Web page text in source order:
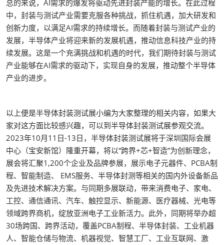
总的来说，AI需求的爆发将驱动先进封装产能的增长。在此过程
中，封装与测试产业需要克服各种挑战，抓住机遇，加大研发和
创新力度，以满足AI需求的持续增长。而随着封装与测试产业的
发展，半导体产业将迎来新的发展机遇，推动信息科技产业的持
续发展。这是一个充满挑战和机遇的时代，我们期待封装与测试
产业能够在AI需求的驱动下，实现自身的发展，推动整个半导体
产业的进步。
以上便是半导体封装测试展小编为大家整理的相关内容，如果大
家对这方面比较感兴趣，可以到半导体封装测试展参观交流。
2023年10月11日-13日，半导体封装测试展将于深圳国际会展
中心（宝安新馆）隆重开幕，将以“跨界+芯+智造”为创新理念，
展会将汇聚1,200个企业及品牌参展，展示电子元器件、PCBA制
程、智能制造、 EMS服务、半导体封测等相关的国内外设备新品
及先进技术解决方案。与同期多展联动，带来消费电子、家电、
工控、通信通讯、汽车、触控显示、新能源、医疗器械、光电等
领域跨界商机，绽放亚洲电子工业新活力。此外，同期将举办超
30场跨国、跨界活动，覆盖PCBA制程、半导体封装、工业机器
人、智能仓储与物流、机器视觉、智慧工厂、工业互联网、激